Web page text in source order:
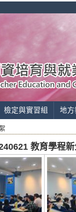
檢定與實習組 地方
教育學程